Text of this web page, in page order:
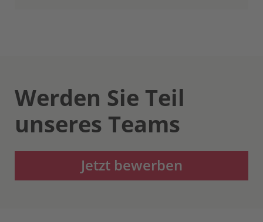
Werden Sie Teil
unseres Teams
Jetzt bewerben